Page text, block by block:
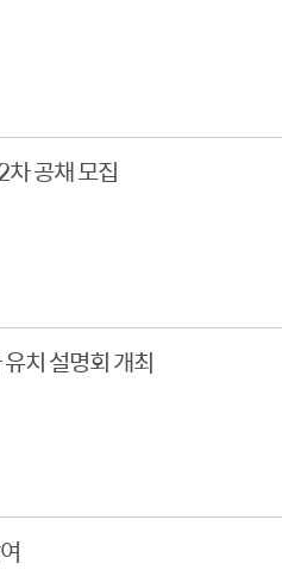
공채 모집
치 설명회 개최